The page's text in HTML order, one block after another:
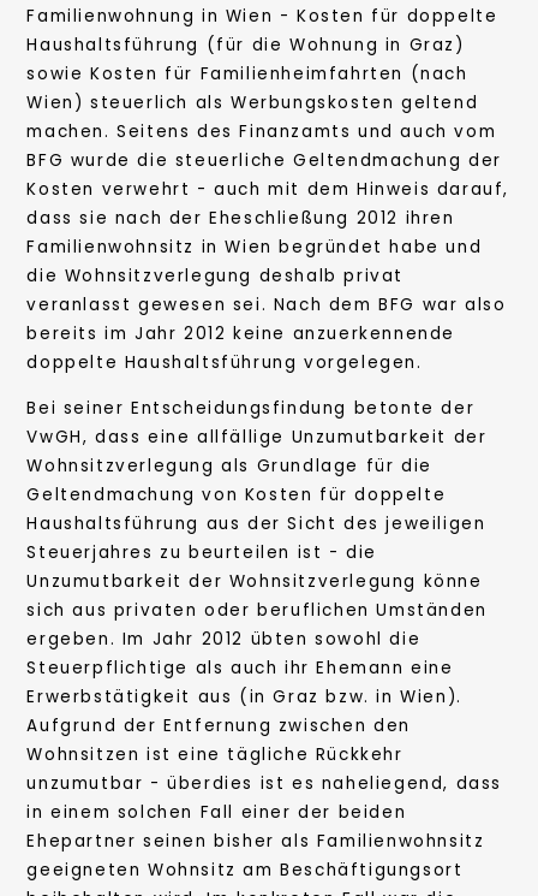
Familienwohnung in Wien - Kosten für doppelte
Haushaltsführung (für die Wohnung in Graz)
sowie Kosten für Familienheimfahrten (nach
Wien) steuerlich als Werbungskosten geltend
machen. Seitens des Finanzamts und auch vom
BFG wurde die steuerliche Geltendmachung der
Kosten verwehrt - auch mit dem Hinweis darauf,
dass sie nach der Eheschließung 2012 ihren
Familienwohnsitz in Wien begründet habe und
die Wohnsitzverlegung deshalb privat
veranlasst gewesen sei. Nach dem BFG war also
bereits im Jahr 2012 keine anzuerkennende
doppelte Haushaltsführung vorgelegen.
Bei seiner Entscheidungsfindung betonte der
VwGH, dass eine allfällige Unzumutbarkeit der
Wohnsitzverlegung als Grundlage für die
Geltendmachung von Kosten für doppelte
Haushaltsführung aus der Sicht des jeweiligen
Steuerjahres zu beurteilen ist - die
Unzumutbarkeit der Wohnsitzverlegung könne
sich aus privaten oder beruflichen Umständen
ergeben. Im Jahr 2012 übten sowohl die
Steuerpflichtige als auch ihr Ehemann eine
Erwerbstätigkeit aus (in Graz bzw. in Wien).
Aufgrund der Entfernung zwischen den
Wohnsitzen ist eine tägliche Rückkehr
unzumutbar - überdies ist es naheliegend, dass
in einem solchen Fall einer der beiden
Ehepartner seinen bisher als Familienwohnsitz
geeigneten Wohnsitz am Beschäftigungsort